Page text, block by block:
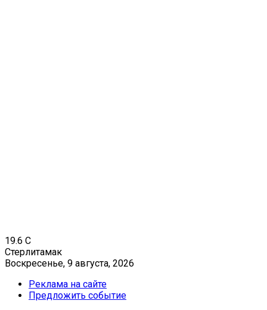
19.6 C
Стерлитамак
Воскресенье, 9 августа, 2026
Реклама на сайте
Предложить событие